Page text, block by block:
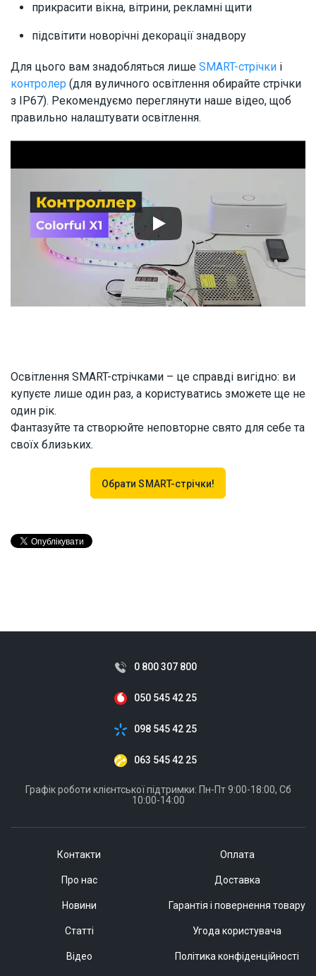
прикрасити вікна, вітрини, рекламні щити
підсвітити новорічні декорації знадвору
Для цього вам знадобляться лише SMART-стрічки і
контролер (для вуличного освітлення обирайте стрічки
з ІР67). Рекомендуємо переглянути наше відео, щоб
правильно налаштувати освітлення.
Освітлення SMART-стрічками – це справді вигідно: ви
купуєте лише один раз, а користуватись зможете ще не
один рік.
Фантазуйте та створюйте неповторне свято для себе та
своїх близьких.
Обрати SMART-стрічки!
Контакти
Про нас
Новини
Статті
Відео
Оплата
Доставка
Гарантія і повернення товару
Угода користувача
Політика конфіденційності
0 800 307 800
050 545 42 25
098 545 42 25
063 545 42 25
Графік роботи клієнтської підтримки: Пн-Пт 9:00-18:00, Сб
10:00-14:00